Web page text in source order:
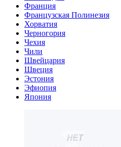
Франция
Французская Полинезия
Хорватия
Черногория
Чехия
Чили
Швейцария
Швеция
Эстония
Эфиопия
Япония